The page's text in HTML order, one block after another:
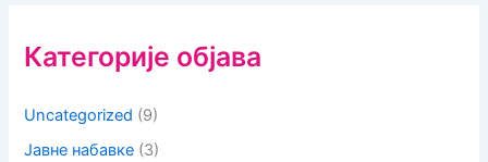
Категорије објава
Uncategorized (9)
Јавне набавке (3)